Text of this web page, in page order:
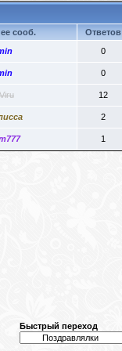
сооб. Ответов
0
0
12
2
1
Быстрый переход